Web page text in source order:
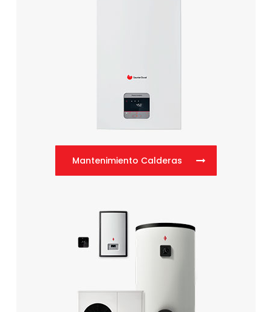
Mantenimiento Calderas